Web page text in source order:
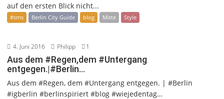
auf den ersten Blick nicht...
#sms Berlin City Guide blog Mitte Style
4. Juni 2016 Philipp 1
Aus dem #Regen,dem #Untergang
entgegen.|#Berlin…
Aus dem #Regen, dem #Untergang entgegen. | #Berlin
#igberlin #berlinspiriert #blog #wiejedentag…